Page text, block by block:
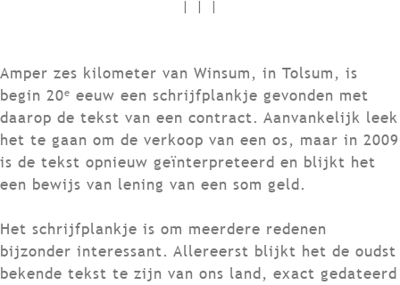
| | |
Amper zes kilometer van Winsum, in Tolsum, is
begin 20e eeuw een schrijfplankje gevonden met
daarop de tekst van een contract. Aanvankelijk leek
het te gaan om de verkoop van een os, maar in 2009
is de tekst opnieuw geïnterpreteerd en blijkt het
een bewijs van lening van een som geld.
Het schrijfplankje is om meerdere redenen
bijzonder interessant. Allereerst blijkt het de oudst
bekende tekst te zijn van ons land, exact gedateerd